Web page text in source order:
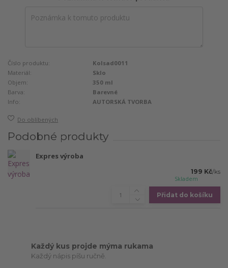
Číslo produktu:
Kolsad0011
Materiál:
Sklo
Objem:
350 ml
Barva:
Barevné
Info:
AUTORSKÁ TVORBA
Do oblíbených
Podobné produkty
Expres výroba
199 Kč/ks
Skladem
Přidat do košíku
Každý kus projde mýma rukama
Každý nápis píšu ručně.